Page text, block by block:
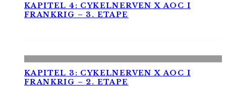
KAPITEL 4: CYKELNERVEN X AOC I
FRANKRIG – 3. ETAPE
KAPITEL 3: CYKELNERVEN X AOC I
FRANKRIG – 2. ETAPE